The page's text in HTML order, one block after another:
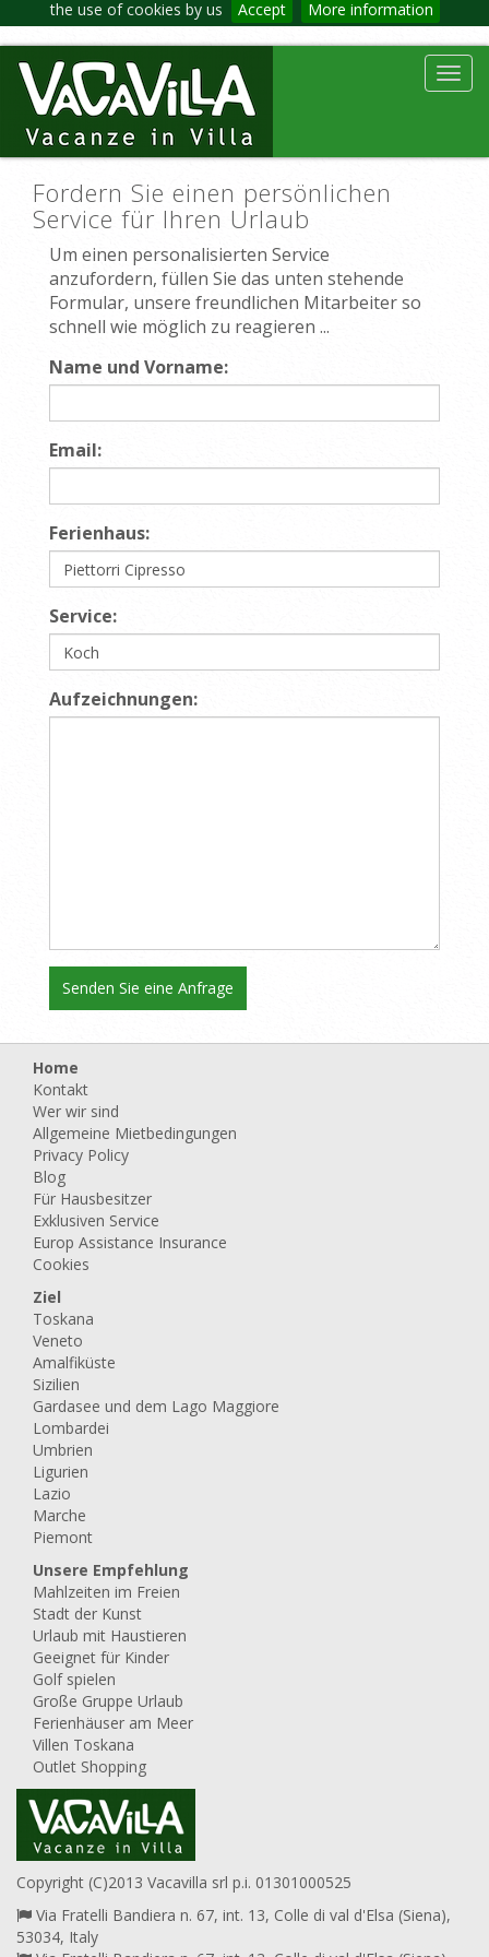
the use of cookies by us Accept More information
Fordern Sie einen persönlichen
Service für Ihren Urlaub
Um einen personalisierten Service
anzufordern, füllen Sie das unten stehende
Formular, unsere freundlichen Mitarbeiter so
schnell wie möglich zu reagieren ...
Name und Vorname:
Email:
Ferienhaus:
Service:
Aufzeichnungen:
Home
Kontakt
Wer wir sind
Allgemeine Mietbedingungen
Privacy Policy
Blog
Für Hausbesitzer
Exklusiven Service
Europ Assistance Insurance
Cookies
Ziel
Toskana
Veneto
Amalfiküste
Sizilien
Gardasee und dem Lago Maggiore
Lombardei
Umbrien
Ligurien
Lazio
Marche
Piemont
Unsere Empfehlung
Mahlzeiten im Freien
Stadt der Kunst
Urlaub mit Haustieren
Geeignet für Kinder
Golf spielen
Große Gruppe Urlaub
Ferienhäuser am Meer
Villen Toskana
Outlet Shopping
Copyright (C)2013 Vacavilla srl p.i. 01301000525
Via Fratelli Bandiera n. 67, int. 13, Colle di val d'Elsa (Siena),
53034, Italy